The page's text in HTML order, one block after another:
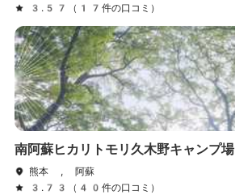
3.57（17件の口コミ）
南阿蘇ヒカリトモリ久木野キャンプ場
熊本 , 阿蘇
3.73（40件の口コミ）